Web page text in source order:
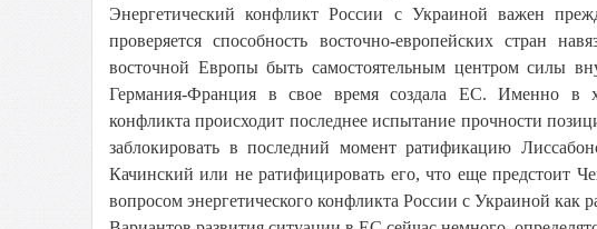
Энергетический конфликт России с Украиной важен
проверяется способность восточно-европейских стран
восточной Европы быть самостоятельным центром силы
Германия-Франция в свое время создала ЕС. Именно в
конфликта происходит последнее испытание прочности
заблокировать в последний момент ратификацию
Качинский или не ратифицировать его, что еще
вопросом энергетического конфликта России с Украиной как